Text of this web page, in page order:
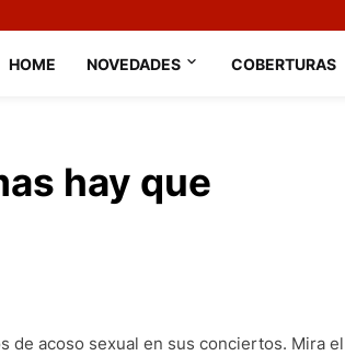
HOME NOVEDADES COBERTURAS
hay que
de acoso sexual en sus conciertos. Mira el